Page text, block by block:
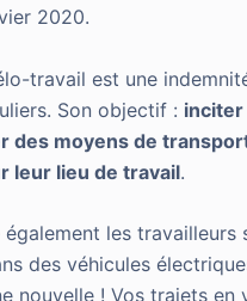
2020.
travail est une
Son objectif : inciter
des moyens de
leur lieu de travail.
les travailleurs
des véhicules
nouvelle ! Vos trajets en